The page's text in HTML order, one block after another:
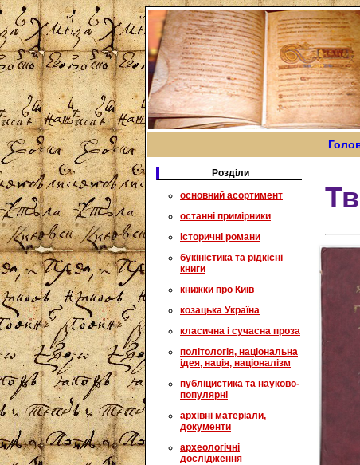
Розділи
основний асортимент
останні примірники
історичні романи
букіністика та рідкісні
книги
книжки про Київ
козацька Україна
класична і сучасна проза
політологія, національна
ідея, нація, націоналізм
публіцистика та науково-
популярні
архівні матеріали,
документи
археологічні
дослідження